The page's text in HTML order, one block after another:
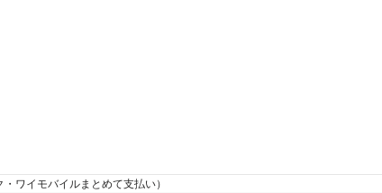
ワイモバイルまとめて支払い）